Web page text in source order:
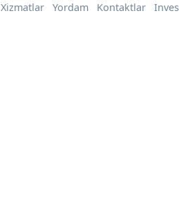
Xizmatlar Yordam Kontaktlar